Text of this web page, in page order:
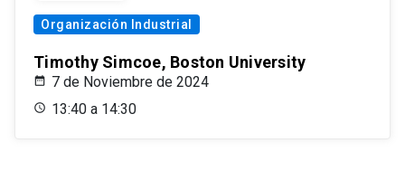
Organización Industrial
Timothy Simcoe, Boston University
7 de Noviembre de 2024
13:40 a 14:30